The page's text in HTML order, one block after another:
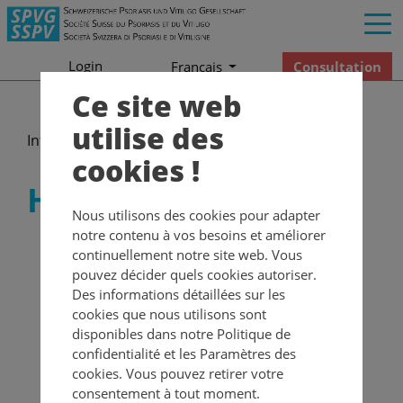
Login Francais Consultation
Informations Personellement
Hégère Khaldi
Ce site web
utilise des
cookies !
Nous utilisons des cookies pour adapter
notre contenu à vos besoins et améliorer
continuellement notre site web. Vous
pouvez décider quels cookies autoriser.
Des informations détaillées sur les
cookies que nous utilisons sont
disponibles dans notre Politique de
confidentialité et les Paramètres des
cookies. Vous pouvez retirer votre
consentement à tout moment.